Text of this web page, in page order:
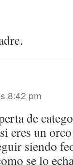
8:42 pm
de
eres un
siendo
se lo